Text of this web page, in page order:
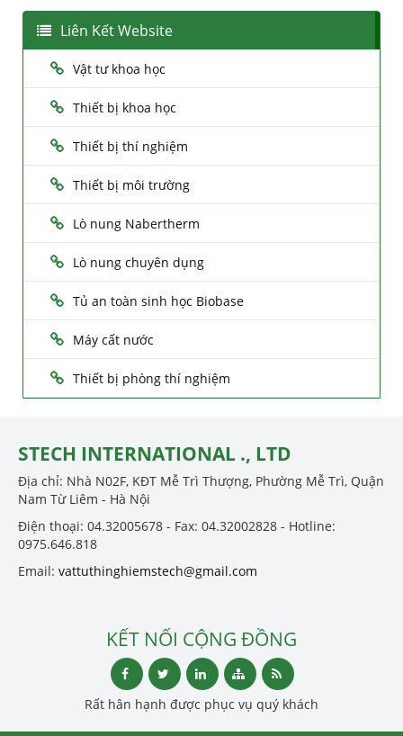
Liên Kết Website
Vật tư khoa học
Thiết bị khoa học
Thiết bị thí nghiệm
Thiết bị môi trường
Lò nung Nabertherm
Lò nung chuyên dụng
Tủ an toàn sinh học Biobase
Máy cất nước
Thiết bị phòng thí nghiệm
STECH INTERNATIONAL ., LTD
Địa chỉ: Nhà N02F, KĐT Mễ Trì Thượng, Phường Mễ Trì, Quận
Nam Từ Liêm - Hà Nội
Điện thoại: 04.32005678 - Fax: 04.32002828 - Hotline:
0975.646.818
Email: vattuthinghiemstech@gmail.com
KẾT NỐI CỘNG ĐỒNG
Rất hân hạnh được phục vụ quý khách